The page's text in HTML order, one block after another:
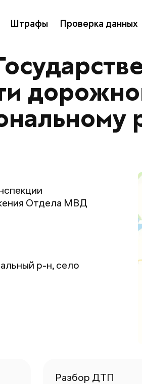
Штрафы Проверка данных
Отдела МВД
р-н, село
Разбор ДТП